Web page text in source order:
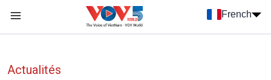
French
Actualités